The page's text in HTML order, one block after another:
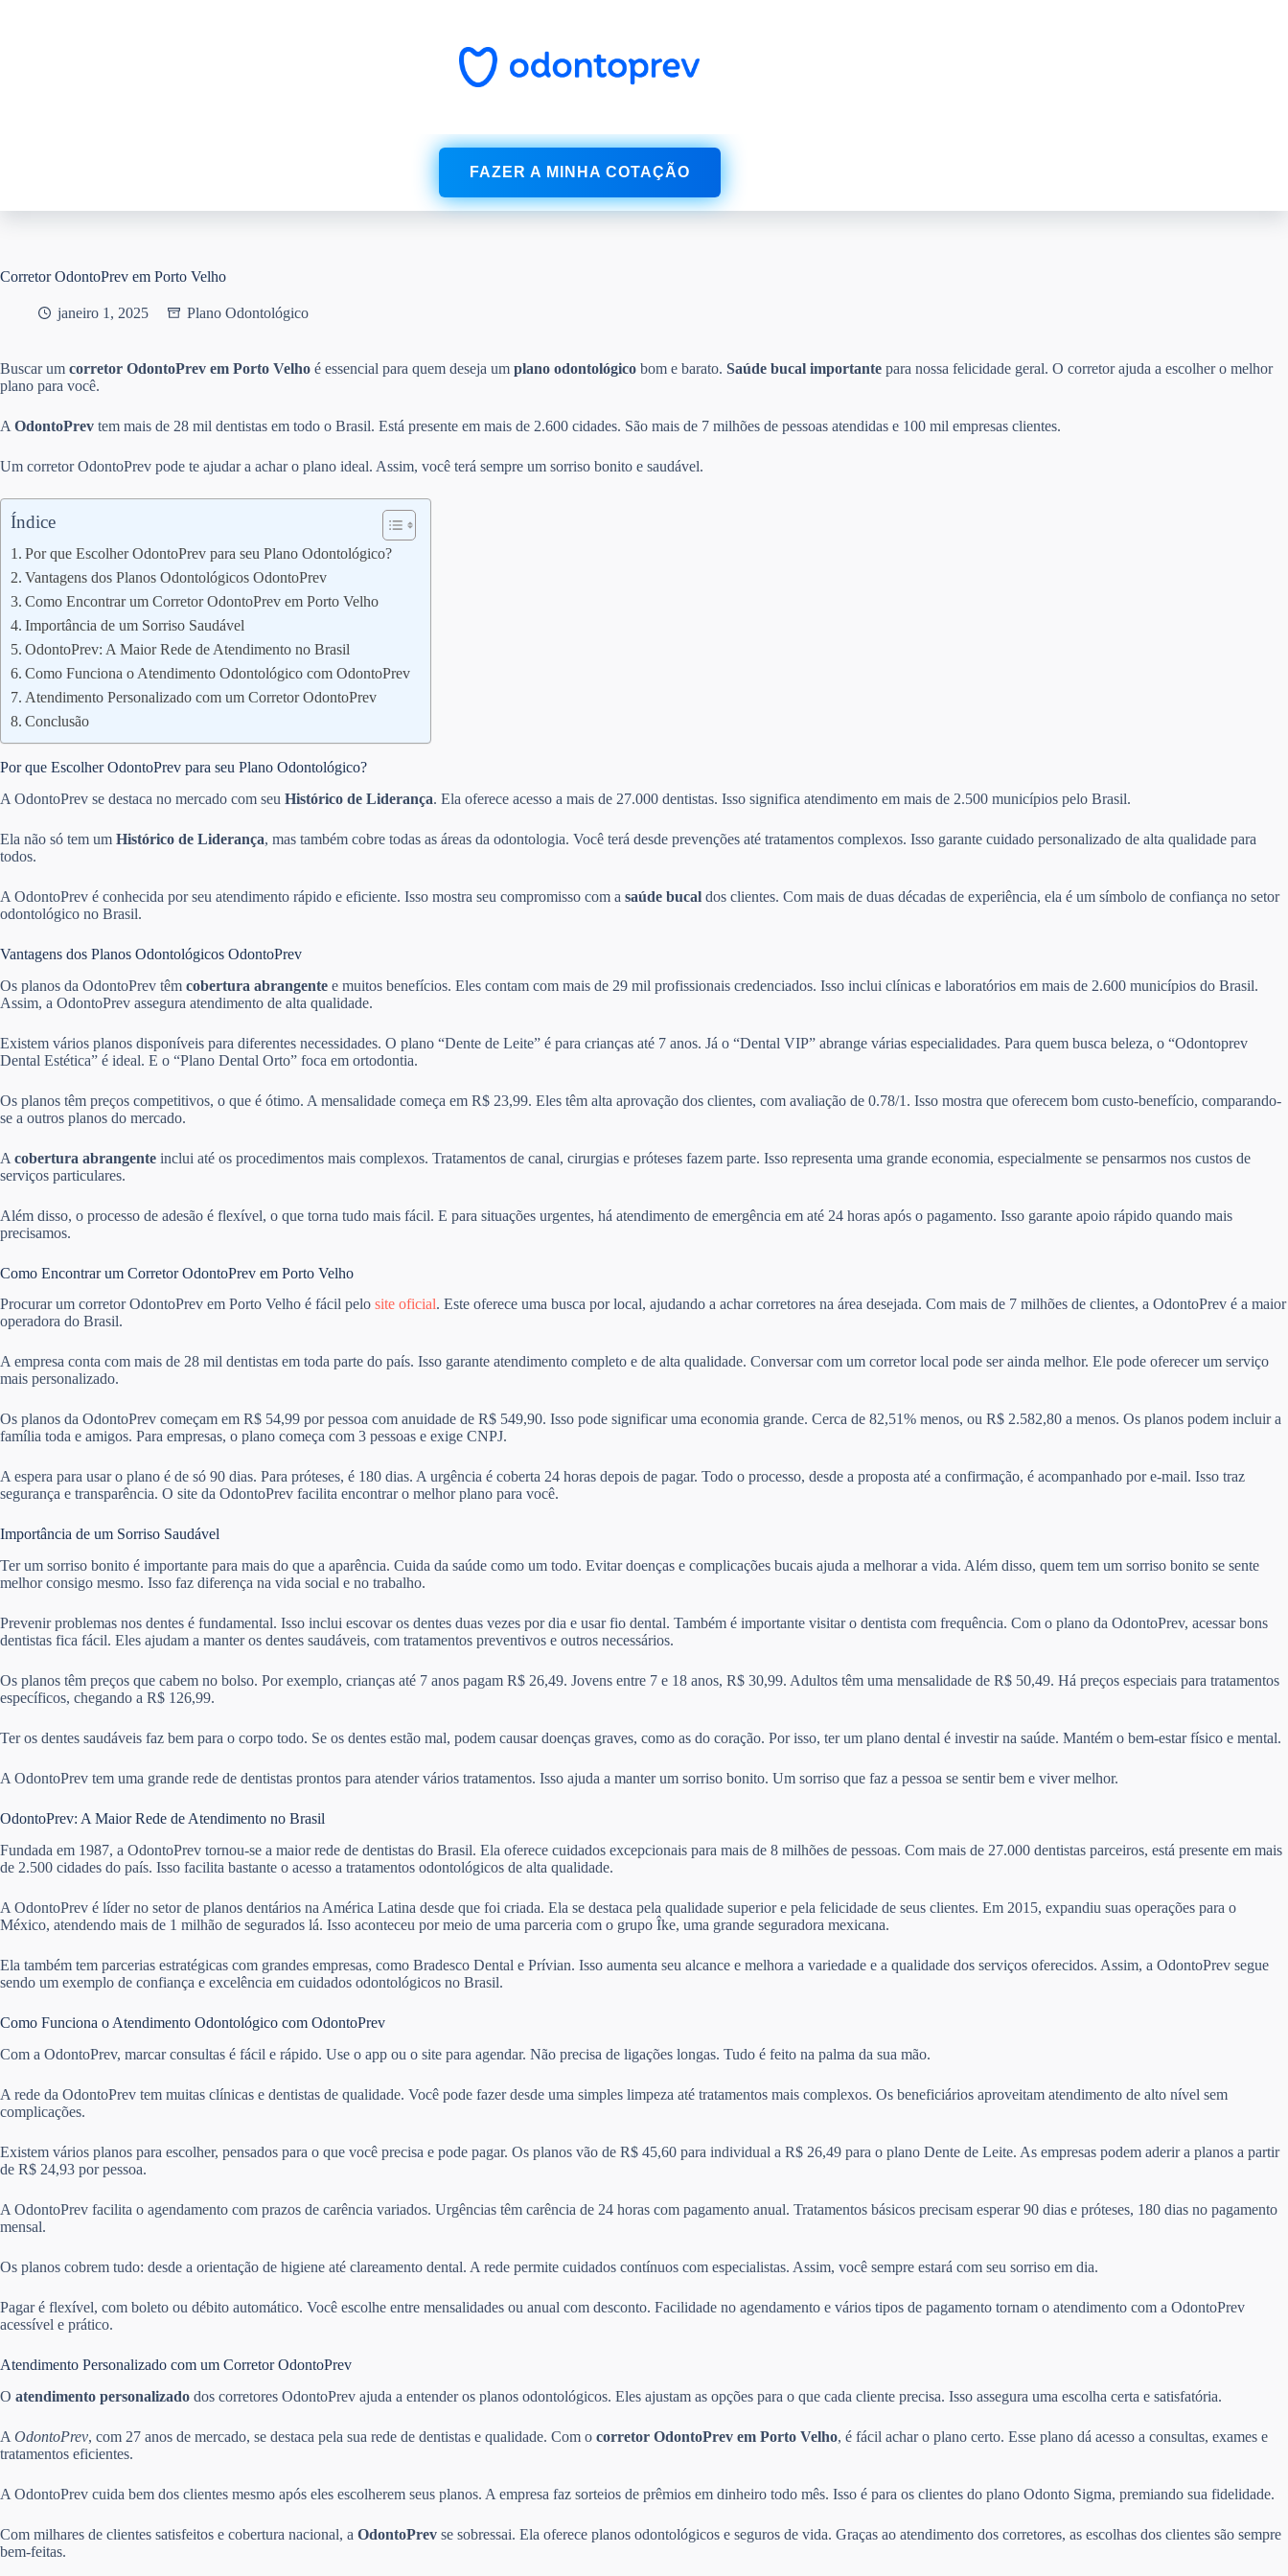
FAZER A MINHA COTAÇÃO
Corretor OdontoPrev em Porto Velho
janeiro 1, 2025 Plano Odontológico
Buscar um corretor OdontoPrev em Porto Velho é essencial para quem deseja um plano odontológico bom e barato. Saúde bucal importante para nossa felicidade geral. O corretor ajuda a escolher o melhor
plano para você.
A OdontoPrev tem mais de 28 mil dentistas em todo o Brasil. Está presente em mais de 2.600 cidades. São mais de 7 milhões de pessoas atendidas e 100 mil empresas clientes.
Um corretor OdontoPrev pode te ajudar a achar o plano ideal. Assim, você terá sempre um sorriso bonito e saudável.
Índice
Por que Escolher OdontoPrev para seu Plano Odontológico?
Vantagens dos Planos Odontológicos OdontoPrev
Como Encontrar um Corretor OdontoPrev em Porto Velho
Importância de um Sorriso Saudável
OdontoPrev: A Maior Rede de Atendimento no Brasil
Como Funciona o Atendimento Odontológico com OdontoPrev
Atendimento Personalizado com um Corretor OdontoPrev
Conclusão
Por que Escolher OdontoPrev para seu Plano Odontológico?
A OdontoPrev se destaca no mercado com seu Histórico de Liderança. Ela oferece acesso a mais de 27.000 dentistas. Isso significa atendimento em mais de 2.500 municípios pelo Brasil.
Ela não só tem um Histórico de Liderança, mas também cobre todas as áreas da odontologia. Você terá desde prevenções até tratamentos complexos. Isso garante cuidado personalizado de alta qualidade para
todos.
A OdontoPrev é conhecida por seu atendimento rápido e eficiente. Isso mostra seu compromisso com a saúde bucal dos clientes. Com mais de duas décadas de experiência, ela é um símbolo de confiança no setor
odontológico no Brasil.
Vantagens dos Planos Odontológicos OdontoPrev
Os planos da OdontoPrev têm cobertura abrangente e muitos benefícios. Eles contam com mais de 29 mil profissionais credenciados. Isso inclui clínicas e laboratórios em mais de 2.600 municípios do Brasil.
Assim, a OdontoPrev assegura atendimento de alta qualidade.
Existem vários planos disponíveis para diferentes necessidades. O plano “Dente de Leite” é para crianças até 7 anos. Já o “Dental VIP” abrange várias especialidades. Para quem busca beleza, o “Odontoprev
Dental Estética” é ideal. E o “Plano Dental Orto” foca em ortodontia.
Os planos têm preços competitivos, o que é ótimo. A mensalidade começa em R$ 23,99. Eles têm alta aprovação dos clientes, com avaliação de 0.78/1. Isso mostra que oferecem bom custo-benefício, comparando-
se a outros planos do mercado.
A cobertura abrangente inclui até os procedimentos mais complexos. Tratamentos de canal, cirurgias e próteses fazem parte. Isso representa uma grande economia, especialmente se pensarmos nos custos de
serviços particulares.
Além disso, o processo de adesão é flexível, o que torna tudo mais fácil. E para situações urgentes, há atendimento de emergência em até 24 horas após o pagamento. Isso garante apoio rápido quando mais
precisamos.
Como Encontrar um Corretor OdontoPrev em Porto Velho
Procurar um corretor OdontoPrev em Porto Velho é fácil pelo site oficial. Este oferece uma busca por local, ajudando a achar corretores na área desejada. Com mais de 7 milhões de clientes, a OdontoPrev é a maior
operadora do Brasil.
A empresa conta com mais de 28 mil dentistas em toda parte do país. Isso garante atendimento completo e de alta qualidade. Conversar com um corretor local pode ser ainda melhor. Ele pode oferecer um serviço
mais personalizado.
Os planos da OdontoPrev começam em R$ 54,99 por pessoa com anuidade de R$ 549,90. Isso pode significar uma economia grande. Cerca de 82,51% menos, ou R$ 2.582,80 a menos. Os planos podem incluir a
família toda e amigos. Para empresas, o plano começa com 3 pessoas e exige CNPJ.
A espera para usar o plano é de só 90 dias. Para próteses, é 180 dias. A urgência é coberta 24 horas depois de pagar. Todo o processo, desde a proposta até a confirmação, é acompanhado por e-mail. Isso traz
segurança e transparência. O site da OdontoPrev facilita encontrar o melhor plano para você.
Importância de um Sorriso Saudável
Ter um sorriso bonito é importante para mais do que a aparência. Cuida da saúde como um todo. Evitar doenças e complicações bucais ajuda a melhorar a vida. Além disso, quem tem um sorriso bonito se sente
melhor consigo mesmo. Isso faz diferença na vida social e no trabalho.
Prevenir problemas nos dentes é fundamental. Isso inclui escovar os dentes duas vezes por dia e usar fio dental. Também é importante visitar o dentista com frequência. Com o plano da OdontoPrev, acessar bons
dentistas fica fácil. Eles ajudam a manter os dentes saudáveis, com tratamentos preventivos e outros necessários.
Os planos têm preços que cabem no bolso. Por exemplo, crianças até 7 anos pagam R$ 26,49. Jovens entre 7 e 18 anos, R$ 30,99. Adultos têm uma mensalidade de R$ 50,49. Há preços especiais para tratamentos
específicos, chegando a R$ 126,99.
Ter os dentes saudáveis faz bem para o corpo todo. Se os dentes estão mal, podem causar doenças graves, como as do coração. Por isso, ter um plano dental é investir na saúde. Mantém o bem-estar físico e mental.
A OdontoPrev tem uma grande rede de dentistas prontos para atender vários tratamentos. Isso ajuda a manter um sorriso bonito. Um sorriso que faz a pessoa se sentir bem e viver melhor.
OdontoPrev: A Maior Rede de Atendimento no Brasil
Fundada em 1987, a OdontoPrev tornou-se a maior rede de dentistas do Brasil. Ela oferece cuidados excepcionais para mais de 8 milhões de pessoas. Com mais de 27.000 dentistas parceiros, está presente em mais
de 2.500 cidades do país. Isso facilita bastante o acesso a tratamentos odontológicos de alta qualidade.
A OdontoPrev é líder no setor de planos dentários na América Latina desde que foi criada. Ela se destaca pela qualidade superior e pela felicidade de seus clientes. Em 2015, expandiu suas operações para o
México, atendendo mais de 1 milhão de segurados lá. Isso aconteceu por meio de uma parceria com o grupo Îke, uma grande seguradora mexicana.
Ela também tem parcerias estratégicas com grandes empresas, como Bradesco Dental e Prívian. Isso aumenta seu alcance e melhora a variedade e a qualidade dos serviços oferecidos. Assim, a OdontoPrev segue
sendo um exemplo de confiança e excelência em cuidados odontológicos no Brasil.
Como Funciona o Atendimento Odontológico com OdontoPrev
Com a OdontoPrev, marcar consultas é fácil e rápido. Use o app ou o site para agendar. Não precisa de ligações longas. Tudo é feito na palma da sua mão.
A rede da OdontoPrev tem muitas clínicas e dentistas de qualidade. Você pode fazer desde uma simples limpeza até tratamentos mais complexos. Os beneficiários aproveitam atendimento de alto nível sem
complicações.
Existem vários planos para escolher, pensados para o que você precisa e pode pagar. Os planos vão de R$ 45,60 para individual a R$ 26,49 para o plano Dente de Leite. As empresas podem aderir a planos a partir
de R$ 24,93 por pessoa.
A OdontoPrev facilita o agendamento com prazos de carência variados. Urgências têm carência de 24 horas com pagamento anual. Tratamentos básicos precisam esperar 90 dias e próteses, 180 dias no pagamento
mensal.
Os planos cobrem tudo: desde a orientação de higiene até clareamento dental. A rede permite cuidados contínuos com especialistas. Assim, você sempre estará com seu sorriso em dia.
Pagar é flexível, com boleto ou débito automático. Você escolhe entre mensalidades ou anual com desconto. Facilidade no agendamento e vários tipos de pagamento tornam o atendimento com a OdontoPrev
acessível e prático.
Atendimento Personalizado com um Corretor OdontoPrev
O atendimento personalizado dos corretores OdontoPrev ajuda a entender os planos odontológicos. Eles ajustam as opções para o que cada cliente precisa. Isso assegura uma escolha certa e satisfatória.
A OdontoPrev, com 27 anos de mercado, se destaca pela sua rede de dentistas e qualidade. Com o corretor OdontoPrev em Porto Velho, é fácil achar o plano certo. Esse plano dá acesso a consultas, exames e
tratamentos eficientes.
A OdontoPrev cuida bem dos clientes mesmo após eles escolherem seus planos. A empresa faz sorteios de prêmios em dinheiro todo mês. Isso é para os clientes do plano Odonto Sigma, premiando sua fidelidade.
Com milhares de clientes satisfeitos e cobertura nacional, a OdontoPrev se sobressai. Ela oferece planos odontológicos e seguros de vida. Graças ao atendimento dos corretores, as escolhas dos clientes são sempre
bem-feitas.